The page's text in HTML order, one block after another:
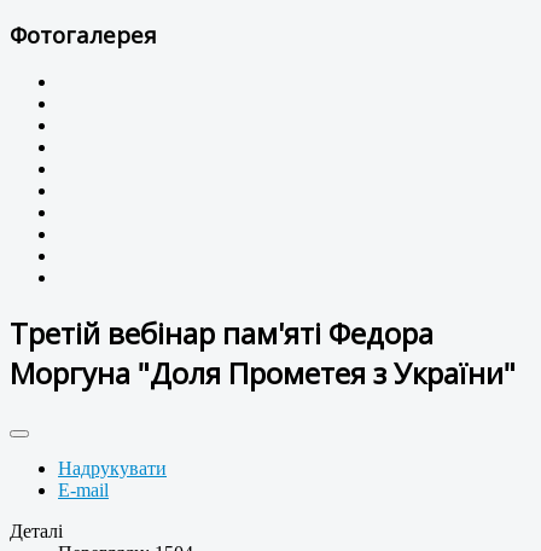
Фотогалерея
Третій вебінар пам'яті Федора
Моргуна "Доля Прометея з України"
Надрукувати
E-mail
Деталі